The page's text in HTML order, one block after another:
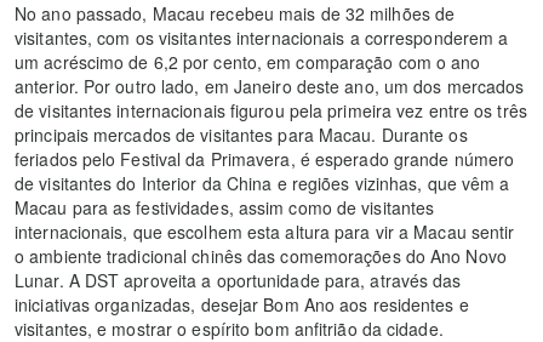
No ano passado, Macau recebeu mais de 32 milhões de
visitantes, com os visitantes internacionais a corresponderem a
um acréscimo de 6,2 por cento, em comparação com o ano
anterior. Por outro lado, em Janeiro deste ano, um dos mercados
de visitantes internacionais figurou pela primeira vez entre os três
principais mercados de visitantes para Macau. Durante os
feriados pelo Festival da Primavera, é esperado grande número
de visitantes do Interior da China e regiões vizinhas, que vêm a
Macau para as festividades, assim como de visitantes
internacionais, que escolhem esta altura para vir a Macau sentir
o ambiente tradicional chinês das comemorações do Ano Novo
Lunar. A DST aproveita a oportunidade para, através das
iniciativas organizadas, desejar Bom Ano aos residentes e
visitantes, e mostrar o espírito bom anfitrião da cidade.